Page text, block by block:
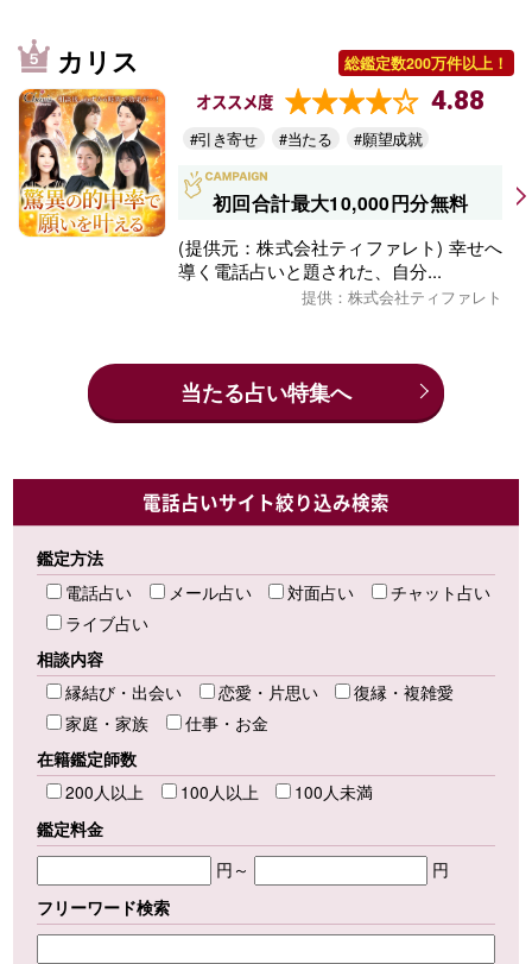
カリス 総鑑定数200万件以上！
オススメ度 4.88
#引き寄せ #当たる #願望成就
初回合計最大10,000円分無料
(提供元：株式会社ティファレト) 幸せへ
導く電話占いと題された、自分...
提供：株式会社ティファレト
当たる占い特集へ
電話占いサイト絞り込み検索
鑑定方法
電話占い
メール占い 対面占い
チャット占い
ライブ占い
相談内容
縁結び・出会い
恋愛・片思い
復縁・複雑愛
家庭・家族
仕事・お金
在籍鑑定師数
200人以上
100人以上
100人未満
鑑定料金
円～
円
フリーワード検索